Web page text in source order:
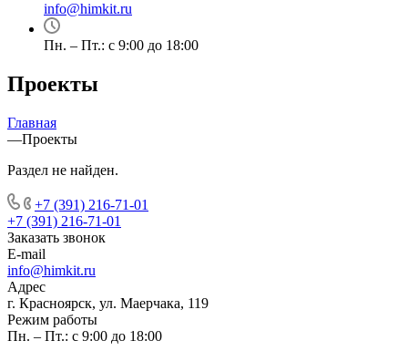
info@himkit.ru
Пн. – Пт.: с 9:00 до 18:00
Проекты
Главная
—Проекты
Раздел не найден.
+7 (391) 216-71-01
+7 (391) 216-71-01
Заказать звонок
E-mail
info@himkit.ru
Адрес
г. Красноярск, ул. Маерчака, 119
Режим работы
Пн. – Пт.: с 9:00 до 18:00